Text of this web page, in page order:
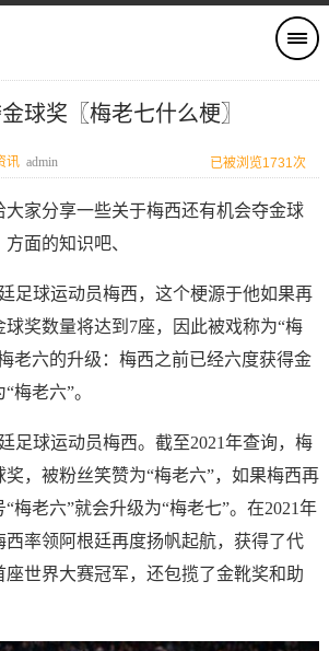
球奖〖梅老七什么梗〗
讯 admin 已被浏览1731次
大家分享一些关于梅西还有机会夺金球
面的知识吧、
足球运动员梅西，这个梗源于他如果再
奖数量将达到7座，因此被戏称为“梅
老六的升级：梅西之前已经六度获得金
梅老六”。
足球运动员梅西。截至2021年查询，梅
，被粉丝笑赞为“梅老六”，如果梅西再
梅老六”就会升级为“梅老七”。在2021年
率领阿根廷再度扬帆起航，获得了代
世界大赛冠军，还包揽了金靴奖和助